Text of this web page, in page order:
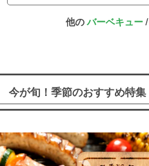
他のバーベキュー/
今が旬！季節のおすすめ特集